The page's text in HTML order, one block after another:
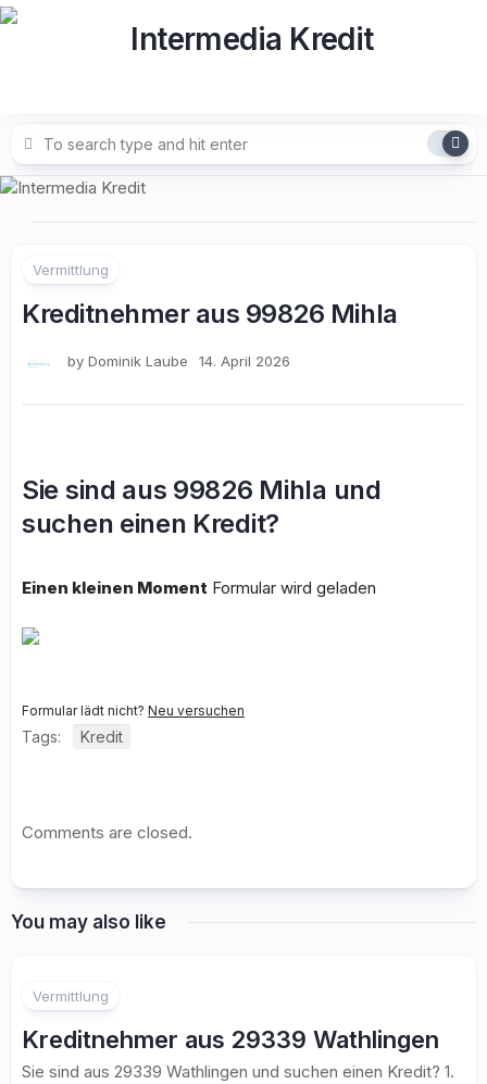
Skip
Vermittlung
Kreditnehmer aus 99826 Mihla
by Dominik Laube 14. April 2026
Sie sind aus 99826 Mihla und
suchen einen Kredit?
Einen kleinen Moment Formular wird geladen
Formular lädt nicht? Neu versuchen
Tags: Kredit
Comments are closed.
You may also like
Vermittlung
Kreditnehmer aus 29339 Wathlingen
Sie sind aus 29339 Wathlingen und suchen einen Kredit? 1.